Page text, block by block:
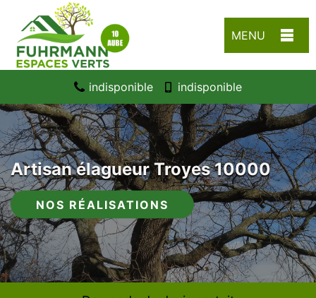
MENU
indisponible indisponible
Artisan élagueur Troyes 10000
NOS RÉALISATIONS